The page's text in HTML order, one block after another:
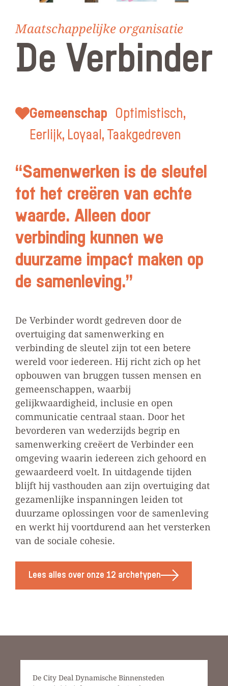
Maatschappelijke organisatie
De Verbinder
Gemeenschap
Optimistisch,
Eerlijk, Loyaal, Taakgedreven
“Samenwerken is de sleutel
tot het creëren van echte
waarde. Alleen door
verbinding kunnen we
duurzame impact maken op
de samenleving.”
De Verbinder wordt gedreven door de
overtuiging dat samenwerking en
verbinding de sleutel zijn tot een betere
wereld voor iedereen. Hij richt zich op het
opbouwen van bruggen tussen mensen en
gemeenschappen, waarbij
gelijkwaardigheid, inclusie en open
communicatie centraal staan. Door het
bevorderen van wederzijds begrip en
samenwerking creëert de Verbinder een
omgeving waarin iedereen zich gehoord en
gewaardeerd voelt. In uitdagende tijden
blijft hij vasthouden aan zijn overtuiging dat
gezamenlijke inspanningen leiden tot
duurzame oplossingen voor de samenleving
en werkt hij voortdurend aan het versterken
van de sociale cohesie.
Lees alles over onze 12 archetypen
De City Deal Dynamische Binnensteden